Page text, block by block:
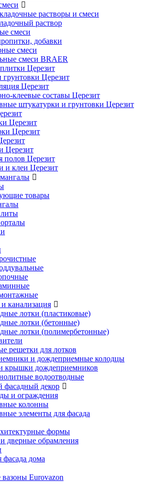
растворы и смеси
раствор
смеси
добавки
смеси
смеси BRAER
Церезит
грунтовки Церезит
Церезит
клеевые составы Церезит
штукатурки и грунтовки Церезит
Церезит
Церезит
Церезит
полов Церезит
и клеи Церезит
товары
канализация
лотки (пластиковые)
лотки (бетонные)
лотки (полимербетонные)
решетки для лотков
и дождеприемные колодцы
крышки дождеприемников
водоотводные
фасадный декор
и ограждения
колонны
элементы для фасада
формы
дверные обрамления
фасада дома
Eurovazon